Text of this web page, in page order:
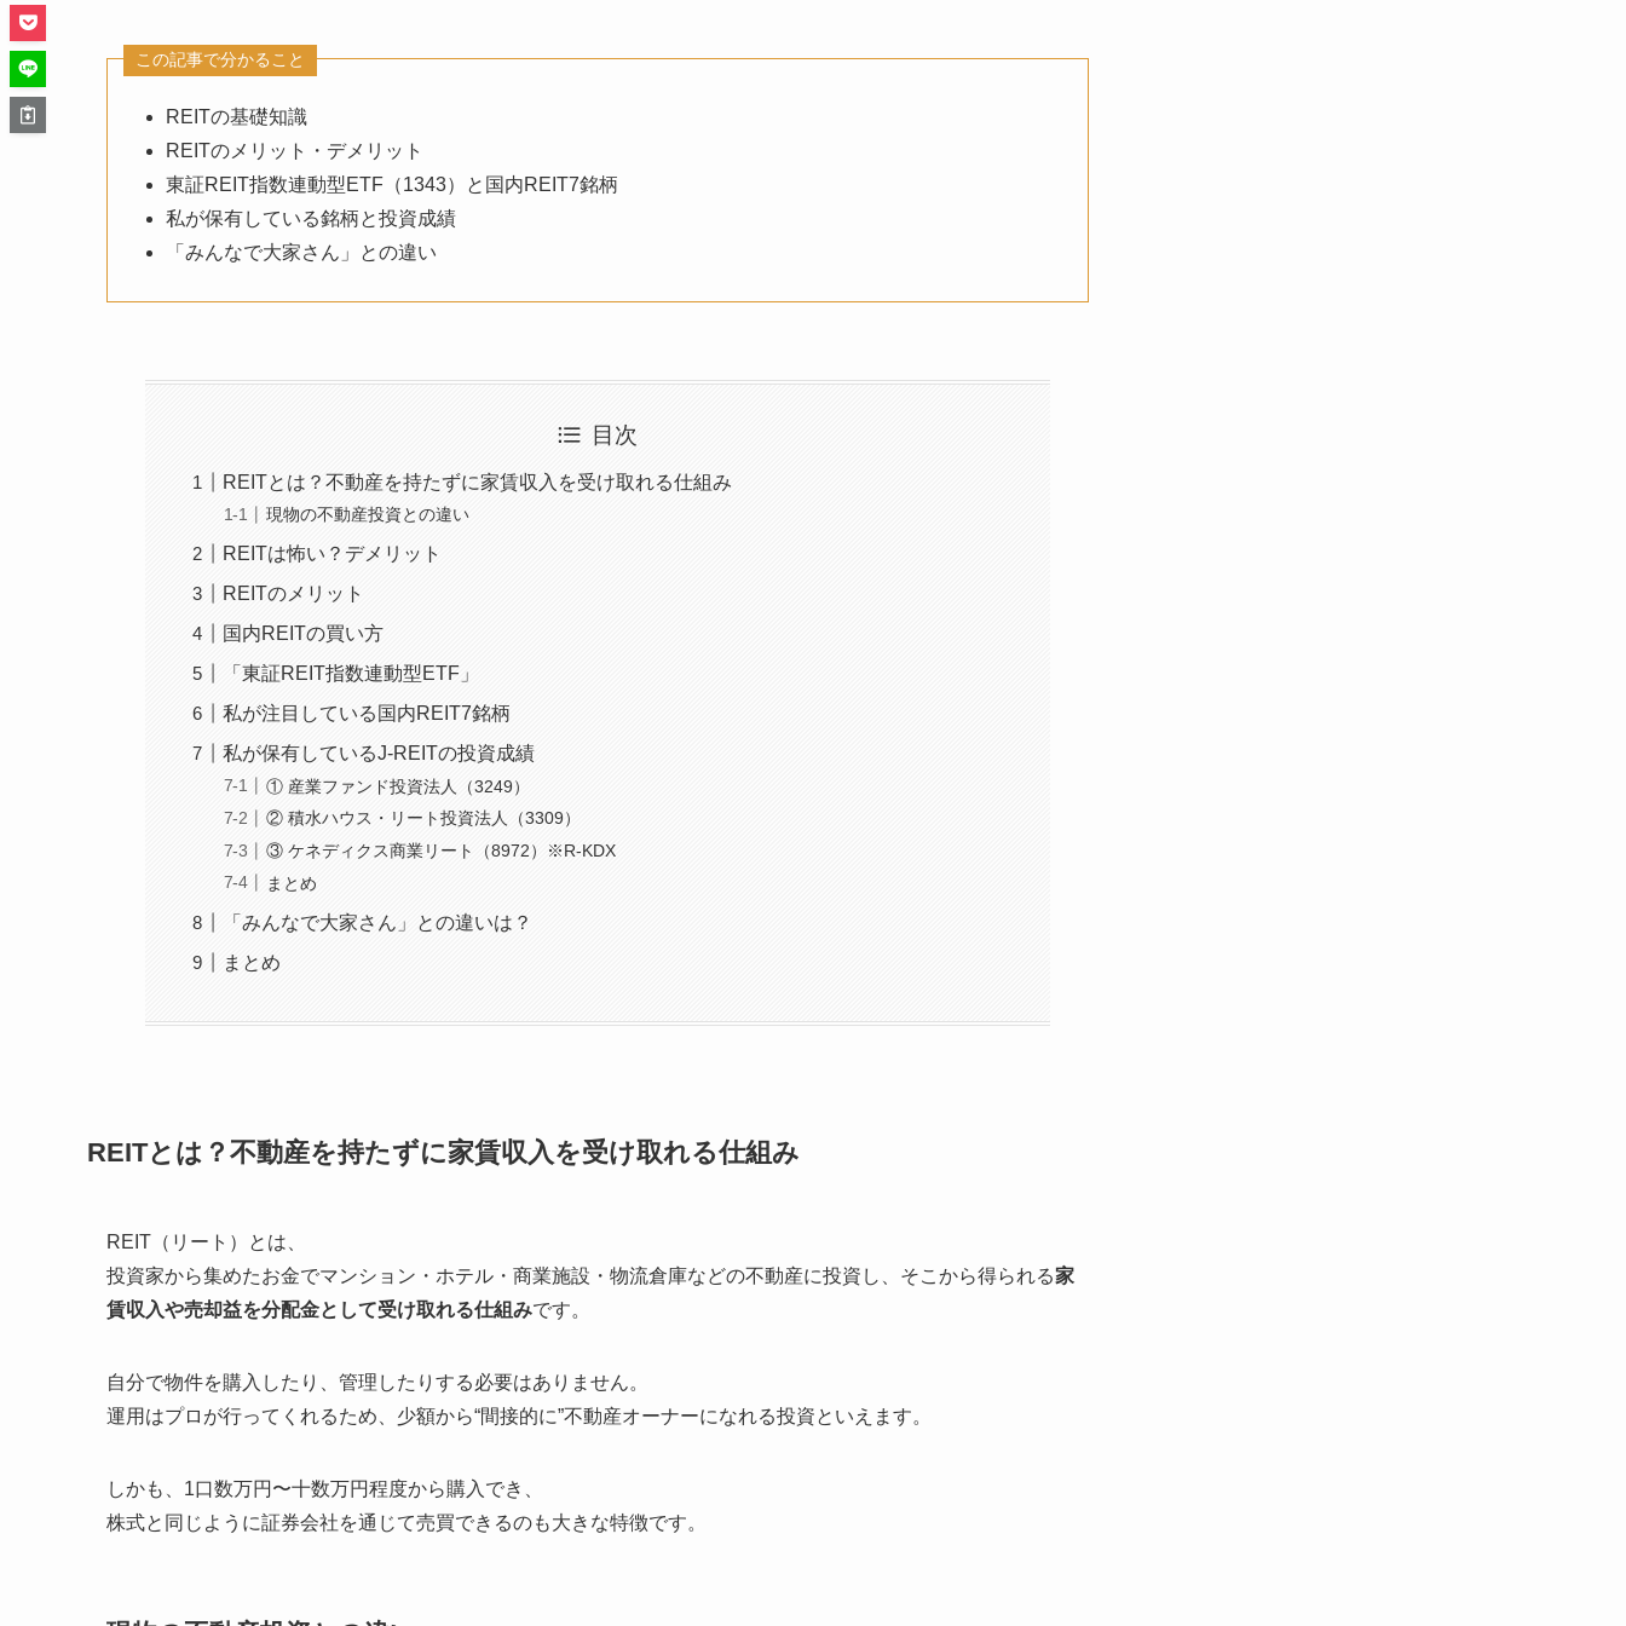
この記事で分かること
REITの基礎知識
REITのメリット・デメリット
東証REIT指数連動型ETF（1343）と国内REIT7銘柄
私が保有している銘柄と投資成績
「みんなで大家さん」との違い
目次
REITとは？不動産を持たずに家賃収入を受け取れる仕組み
現物の不動産投資との違い
REITは怖い？デメリット
REITのメリット
国内REITの買い方
「東証REIT指数連動型ETF」
私が注目している国内REIT7銘柄
私が保有しているJ-REITの投資成績
① 産業ファンド投資法人（3249）
② 積水ハウス・リート投資法人（3309）
③ ケネディクス商業リート（8972）※R-KDX
まとめ
「みんなで大家さん」との違いは？
まとめ
REITとは？不動産を持たずに家賃収入を受け取れる仕組み
REIT（リート）とは、
投資家から集めたお金でマンション・ホテル・商業施設・物流倉庫などの不動産に投資し、そこから得られる家
賃収入や売却益を分配金として受け取れる仕組みです。
自分で物件を購入したり、管理したりする必要はありません。
運用はプロが行ってくれるため、少額から“間接的に”不動産オーナーになれる投資といえます。
しかも、1口数万円〜十数万円程度から購入でき、
株式と同じように証券会社を通じて売買できるのも大きな特徴です。